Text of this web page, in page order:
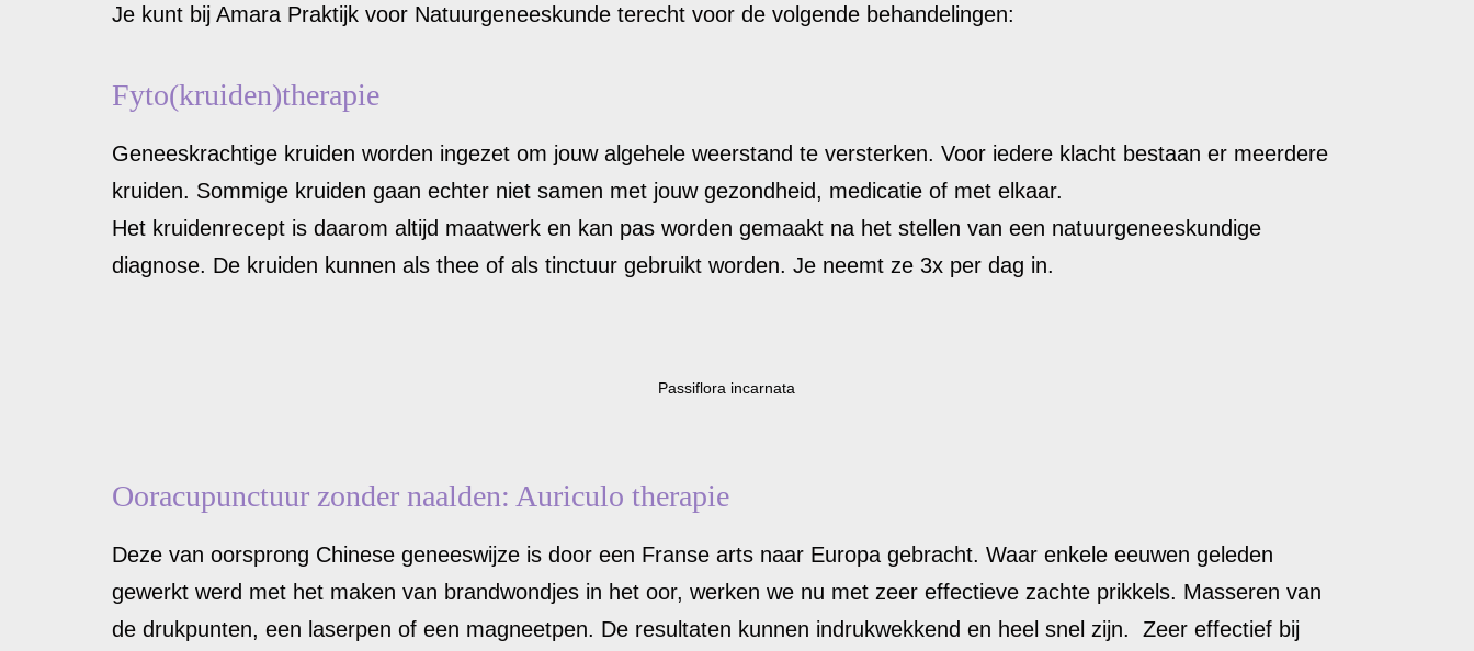
Je kunt bij Amara Praktijk voor Natuurgeneeskunde terecht voor de volgende behandelingen:
Fyto(kruiden)therapie
Geneeskrachtige kruiden worden ingezet om jouw algehele weerstand te versterken. Voor iedere klacht bestaan er meerdere
kruiden. Sommige kruiden gaan echter niet samen met jouw gezondheid, medicatie of met elkaar.
Het kruidenrecept is daarom altijd maatwerk en kan pas worden gemaakt na het stellen van een natuurgeneeskundige
diagnose. De kruiden kunnen als thee of als tinctuur gebruikt worden. Je neemt ze 3x per dag in.
Passiflora incarnata
Ooracupunctuur zonder naalden: Auriculo therapie
Deze van oorsprong Chinese geneeswijze is door een Franse arts naar Europa gebracht. Waar enkele eeuwen geleden
gewerkt werd met het maken van brandwondjes in het oor, werken we nu met zeer effectieve zachte prikkels. Masseren van
de drukpunten, een laserpen of een magneetpen. De resultaten kunnen indrukwekkend en heel snel zijn. Zeer effectief bij